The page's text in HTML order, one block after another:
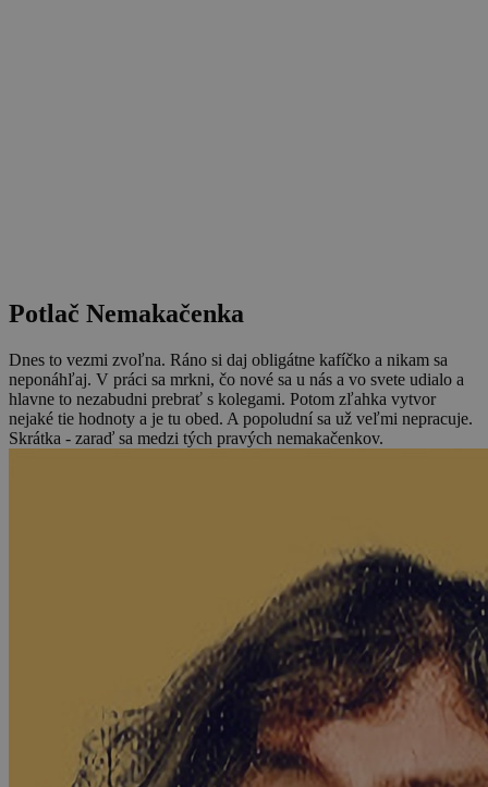
Potlač Nemakačenka
Dnes to vezmi zvoľna. Ráno si daj obligátne kafíčko a nikam sa
neponáhľaj. V práci sa mrkni, čo nové sa u nás a vo svete udialo a
hlavne to nezabudni prebrať s kolegami. Potom zľahka vytvor
nejaké tie hodnoty a je tu obed. A popoludní sa už veľmi nepracuje.
Skrátka - zaraď sa medzi tých pravých nemakačenkov.